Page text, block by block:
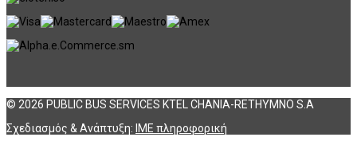
© 2026 PUBLIC BUS SERVICES KTEL CHANIA-RETHYMNO S.A
Σχεδιασμός & Ανάπτυξη: ΙΜΕ πληροφορική